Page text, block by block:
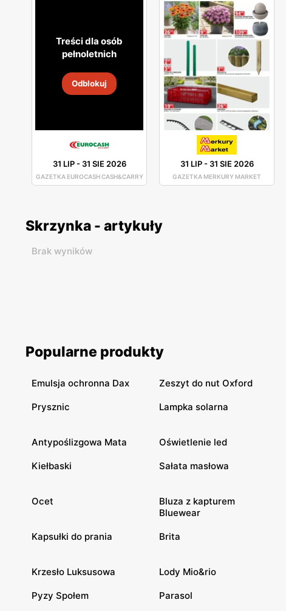
Treści dla osób
pełnoletnich
Odblokuj
31 LIP- 31 SIE 2026
GAZETKA EUROCASH CASH&CARRY
31 LIP- 31 SIE 2026
GAZETKA MERKURY MARKET
Skrzynka - artykuły
Brak wyników
Popularne produkty
Emulsja ochronna Dax Zeszyt do nut Oxford
Prysznic Lampka solarna
Antypoślizgowa Mata Oświetlenie led
Kiełbaski Sałata masłowa
Ocet
Bluza z kapturem
Bluewear
Kapsułki do prania Brita
Krzesło Luksusowa Lody Mio&rio
Pyzy Społem Parasol